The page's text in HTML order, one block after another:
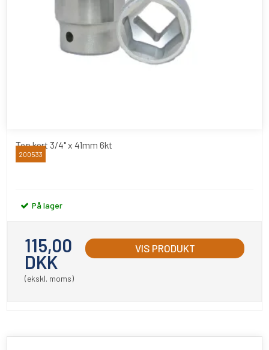
Top kort 3/4" x 41mm 6kt
BATO
200533
På lager
115,00
DKK
(ekskl. moms)
VIS PRODUKT